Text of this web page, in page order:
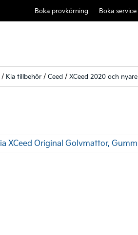
Boka provkörning Boka service
/ Kia tillbehör / Ceed / XCeed 2020 och nyare